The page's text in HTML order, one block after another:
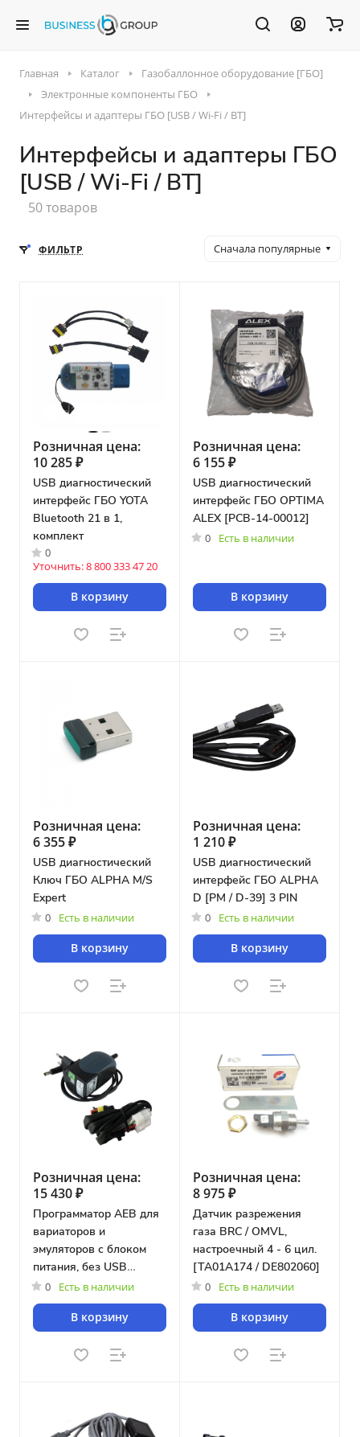
Главная Каталог
Газобаллонное оборудование [ГБО]
Электронные компоненты ГБО
Интерфейсы и адаптеры ГБО [USB / Wi-Fi / BT]
Интерфейсы и адаптеры ГБО
[USB / Wi-Fi / BT]
50 товаров
ФИЛЬТР Сначала популярные
Розничная цена:
10 285 ₽
USB диагностический
интерфейс ГБО YOTA
Bluetooth 21 в 1,
комплект
0
Уточнить: 8 800 333 47 20
В корзину
Розничная цена:
6 155 ₽
USB диагностический
интерфейс ГБО OPTIMA
ALEX [PCB-14-00012]
0 Есть в наличии
В корзину
Розничная цена:
6 355 ₽
USB диагностический
Ключ ГБО ALPHA M/S
Expert
0 Есть в наличии
В корзину
Розничная цена:
1 210 ₽
USB диагностический
интерфейс ГБО ALPHA
D [PM / D-39] 3 PIN
0 Есть в наличии
В корзину
Розничная цена:
15 430 ₽
Программатор AEB для
вариаторов и
эмуляторов с блоком
питания, без USB
интерфейса [AEB011N]
0 Есть в наличии
В корзину
Розничная цена:
8 975 ₽
Датчик разрежения
газа BRC / OMVL,
настроечный 4 - 6 цил.
[TA01A174 / DE802060]
0 Есть в наличии
В корзину